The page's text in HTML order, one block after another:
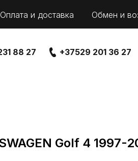
88 27 +37529 201 36 27
Оплата и доставка Обмен и
Golf 4 1997-